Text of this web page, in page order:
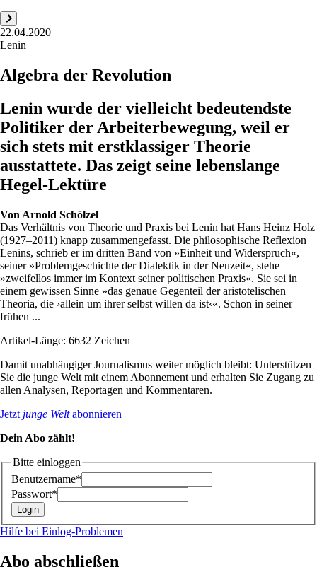
22.04.2020
Lenin
Algebra der Revolution
Lenin wurde der vielleicht bedeutendste
Politiker der Arbeiterbewegung, weil er
sich stets mit erstklassiger Theorie
ausstattete. Das zeigt seine lebenslange
Hegel-Lektüre
Von Arnold Schölzel
Das Verhältnis von Theo­rie und Praxis bei Lenin hat Hans Heinz Holz
(1927–2011) knapp zusammengefasst. Die philosophische Reflexion
Lenins, schrieb er im dritten Band von »Einheit und Widerspruch«,
seiner »Problemgeschichte der Dialektik in der Neuzeit«, stehe
»zweifellos immer im Kontext seiner politischen Praxis«. Sie sei in
einem gewissen Sinne »das genaue Gegenteil der aristotelischen
Theoria, die ›allein um ihrer selbst willen da ist‹«. Schon in seiner
frühen ...
Artikel-Länge: 6632 Zeichen
Damit unabhängiger Journalismus weiter möglich bleibt: Unterstützen
Sie die junge Welt mit einem Abonnement und erhalten Sie Zugang zu
allen Analysen, Reportagen und Kommentaren.
Jetzt junge Weltabonnieren
Dein Abo zählt!
Bitte einloggen
Benutzername*
Passwort*
Hilfe bei Einlog-Problemen
Abo abschließen